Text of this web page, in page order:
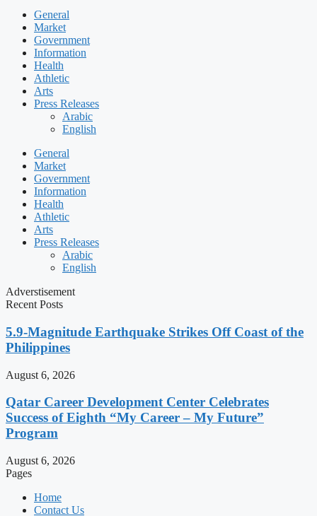
General
Market
Government
Information
Health
Athletic
Arts
Press Releases
Arabic
English
General
Market
Government
Information
Health
Athletic
Arts
Press Releases
Arabic
English
Adverstisement
Recent Posts
5.9-Magnitude Earthquake Strikes Off Coast of the
Philippines
August 6, 2026
Qatar Career Development Center Celebrates
Success of Eighth “My Career – My Future”
Program
August 6, 2026
Pages
Home
Contact Us